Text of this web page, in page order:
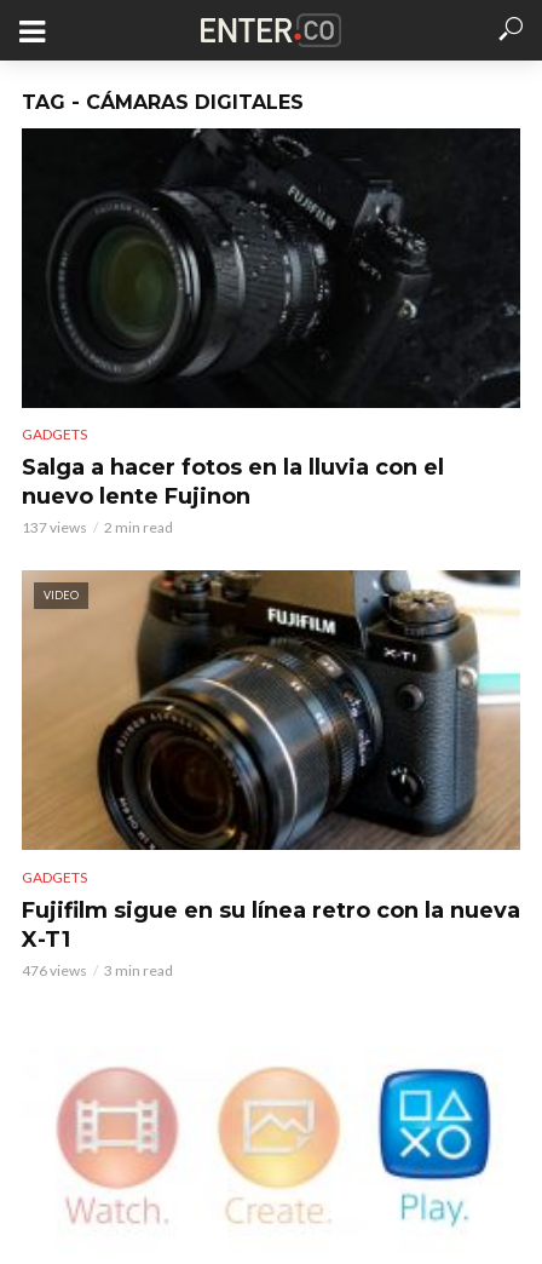
TAG - CÁMARAS DIGITALES
GADGETS
Salga a hacer fotos en la lluvia con el
nuevo lente Fujinon
137 views 2 min read
VIDEO
GADGETS
Fujifilm sigue en su línea retro con la nueva
X-T1
476 views 3 min read